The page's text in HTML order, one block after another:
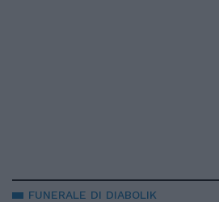
FUNERALE DI DIABOLIK